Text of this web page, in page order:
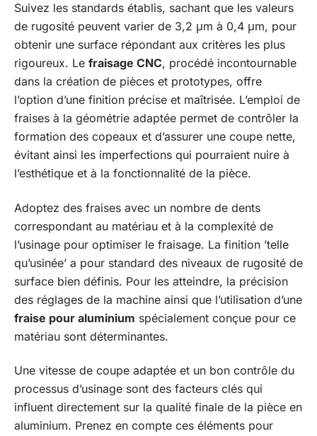
Suivez les standards établis, sachant que les valeurs
de rugosité peuvent varier de 3,2 μm à 0,4 μm, pour
obtenir une surface répondant aux critères les plus
rigoureux. Le fraisage CNC, procédé incontournable
dans la création de pièces et prototypes, offre
l’option d’une finition précise et maîtrisée. L’emploi de
fraises à la géométrie adaptée permet de contrôler la
formation des copeaux et d’assurer une coupe nette,
évitant ainsi les imperfections qui pourraient nuire à
l’esthétique et à la fonctionnalité de la pièce.
Adoptez des fraises avec un nombre de dents
correspondant au matériau et à la complexité de
l’usinage pour optimiser le fraisage. La finition ’telle
qu’usinée’ a pour standard des niveaux de rugosité de
surface bien définis. Pour les atteindre, la précision
des réglages de la machine ainsi que l’utilisation d’une
fraise pour aluminium spécialement conçue pour ce
matériau sont déterminantes.
Une vitesse de coupe adaptée et un bon contrôle du
processus d’usinage sont des facteurs clés qui
influent directement sur la qualité finale de la pièce en
aluminium. Prenez en compte ces éléments pour